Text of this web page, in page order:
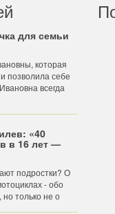
для семьи
которая
позволила себе
всегда
«40
в 16 лет —
подростки? О
- обо
но только не о